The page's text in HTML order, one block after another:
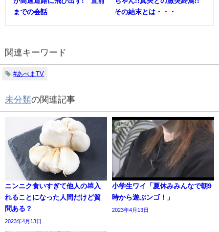
までの会話
その結末とは・・・
関連キーワード
#あべまTV
未分類の関連記事
ニンニク食いすぎて他人の💩入
れることになった人間だけど質
問ある？
2023年4月13日
小学生ワイ「夏休みみんなで朝9
時から遊ぶンゴ！」
2023年4月13日